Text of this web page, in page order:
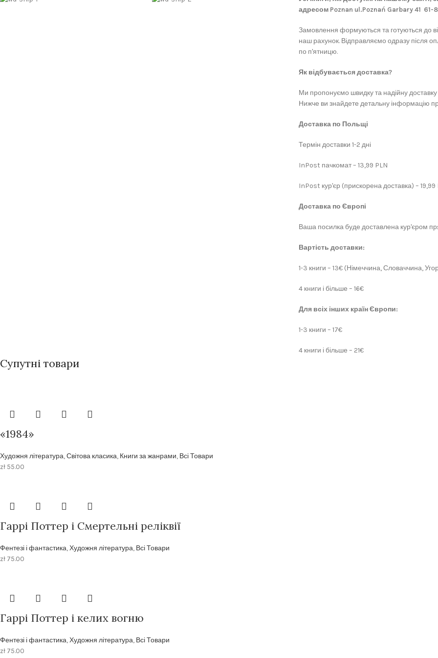
адресом Poznan ul.Poznań Garbary 41 61-
Замовлення формуються та готуються до
наш рахунок. Відправляємо одразу після
по п'ятницю.
Як відбувається доставка?
Ми пропонуємо швидку та надійну
Нижче ви знайдете детальну інформацію
Доставка по Польщі
Термін доставки 1-2 дні
InPost пачкомат – 13,99 PLN
InPost кур'єр (прискорена доставка) – 19,99
Доставка по Європі
Ваша посилка буде доставлена кур'єром
Вартість доставки:
1-3 книги – 13€ (Німеччина, Словаччина,
4 книги і більше – 16€
Для всіх інших країн Європи:
1-3 книги – 17€
4 книги і більше – 21€
Супутні товари
«1984»
Художня література,Світова класика, Книги за жанрами, Всі Товари
zł 55.00
Гаррі Поттер і Смертельні реліквії
Фентезі і фантастика,Художня література, Всі Товари
zł 75.00
Гаррі Поттер і келих вогню
Фентезі і фантастика,Художня література, Всі Товари
zł 75.00